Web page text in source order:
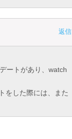
返信
ートがあり、watch
をした際には、また